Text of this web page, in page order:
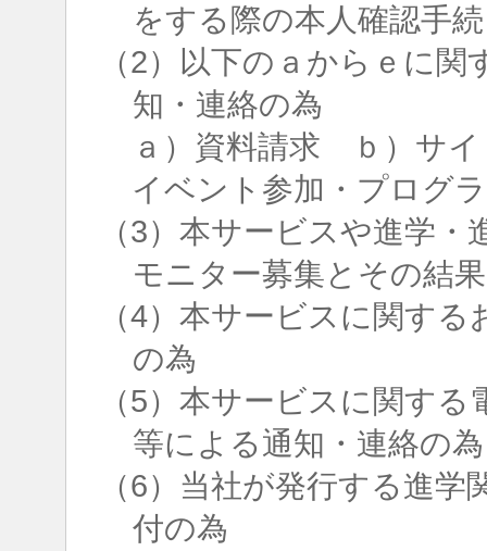
をする際の本人確認手
（2）以下のａからｅに
知・連絡の為
ａ）資料請求 ｂ）サ
イベント参加・プログ
（3）本サービスや進学
モニター募集とその結
（4）本サービスに関す
の為
（5）本サービスに関す
等による通知・連絡の為
（6）当社が発行する進
付の為